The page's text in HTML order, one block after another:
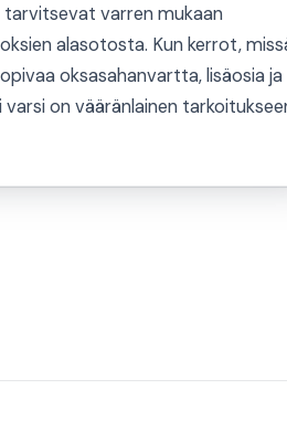
tarvitsevat varren mukaan
alasotosta. Kun kerrot,
oksasahanvartta, lisäosia ja
on vääränlainen